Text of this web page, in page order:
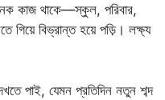
কাজ থাকে—স্কুল, পরিবার,
গিয়ে বিভ্রান্ত হয়ে পড়ি। লক্ষ্য
পাই, যেমন প্রতিদিন নতুন শব্দ